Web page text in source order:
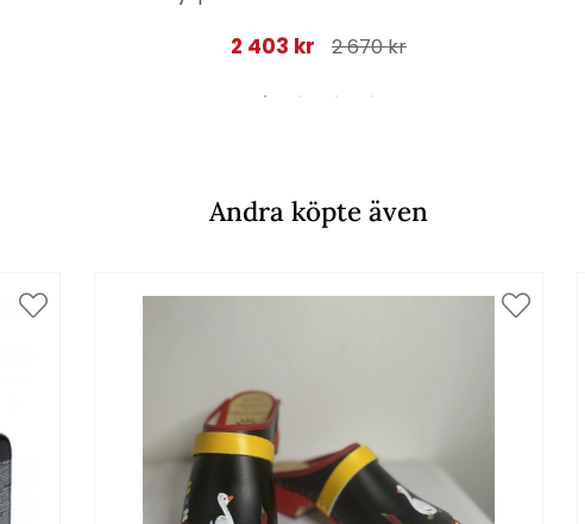
2 403 kr 2 670 kr
Andra köpte även